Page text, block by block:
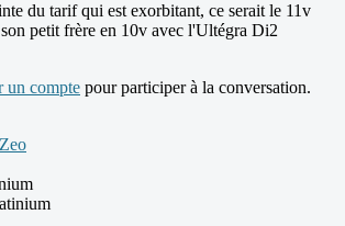
du tarif qui est exorbitant, ce serait le 11v
petit frère en 10v avec l'Ultégra Di2
un compte pour participer à la conversation.